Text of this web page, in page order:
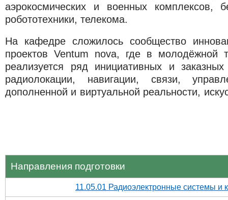
аэрокосмических и военных комплексов,
робототехники, телекома.
На кафедре сложилось сообщество
проектов Ventum nova, где в молодёжной
реализуется ряд инициативных и
радиолокации, навигации, связи,
дополненной и виртуальной реальности,
Направления подготовки
11.05.01 Радиоэлектронные системы и